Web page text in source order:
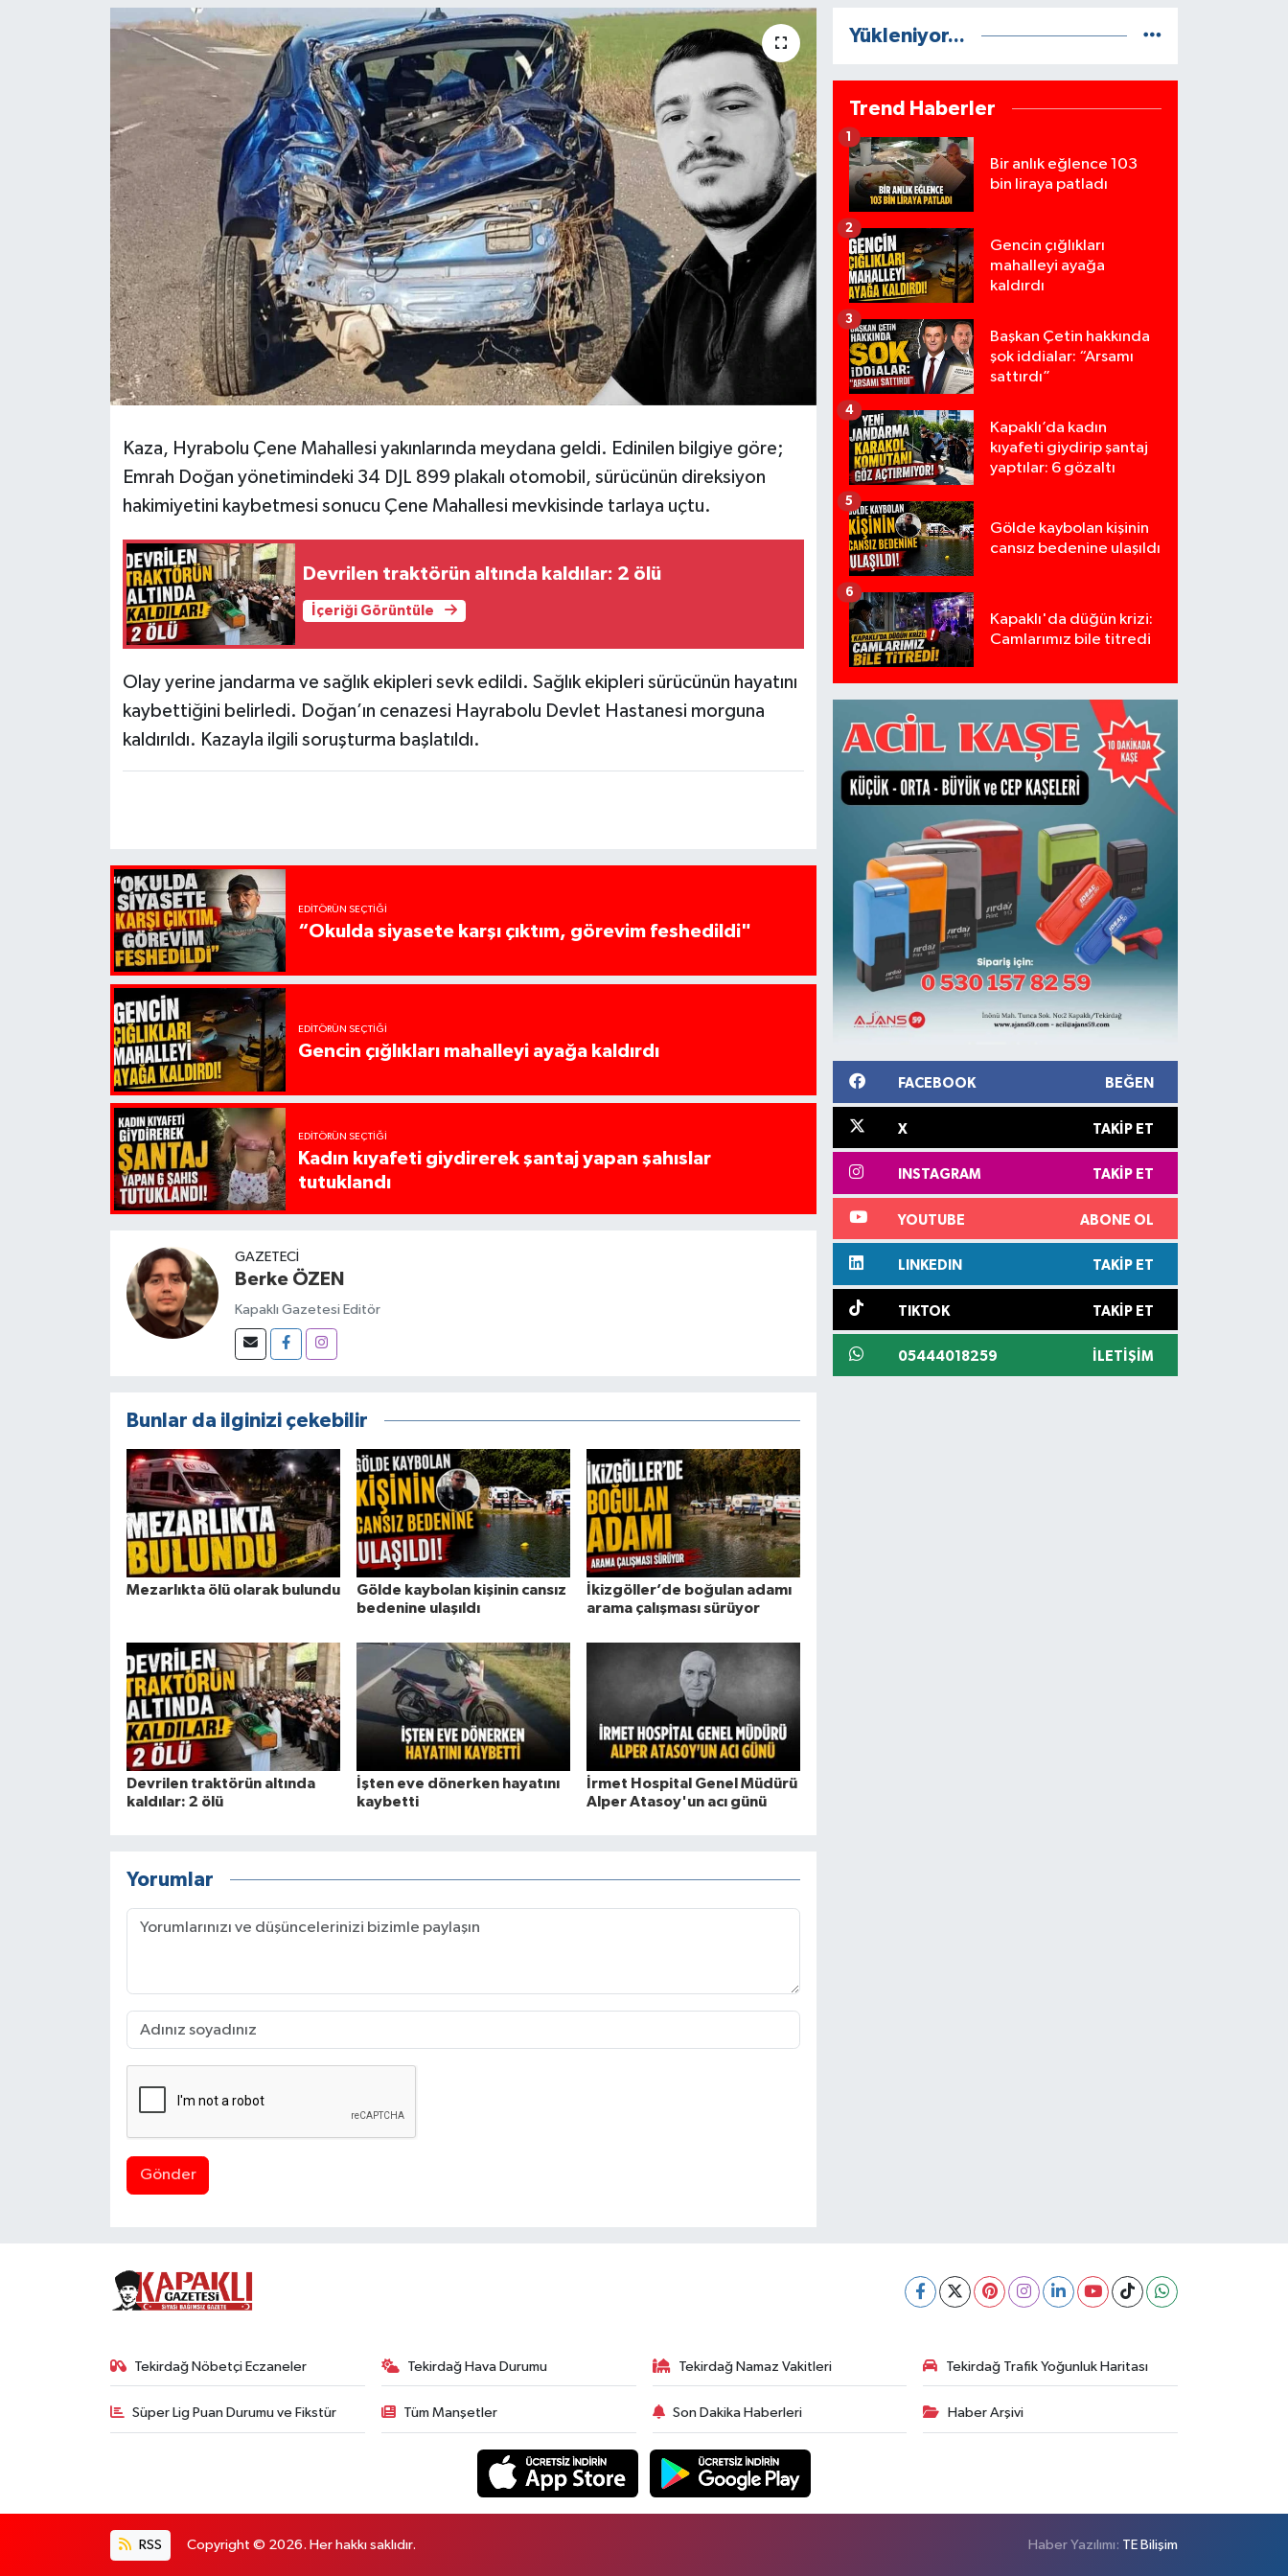
Kaza, Hyrabolu Çene Mahallesi yakınlarında meydana geldi. Edinilen bilgiye göre;
Emrah Doğan yönetimindeki 34 DJL 899 plakalı otomobil, sürücünün direksiyon
hakimiyetini kaybetmesi sonucu Çene Mahallesi mevkisinde tarlaya uçtu.
Devrilen traktörün altında kaldılar: 2 ölü
İçeriği Görüntüle
Olay yerine jandarma ve sağlık ekipleri sevk edildi. Sağlık ekipleri sürücünün hayatını
kaybettiğini belirledi. Doğan’ın cenazesi Hayrabolu Devlet Hastanesi morguna
kaldırıldı. Kazayla ilgili soruşturma başlatıldı.
EDITÖRÜN SEÇTIĞI
“Okulda siyasete karşı çıktım, görevim feshedildi"
EDITÖRÜN SEÇTIĞI
Gencin çığlıkları mahalleyi ayağa kaldırdı
EDITÖRÜN SEÇTIĞI
Kadın kıyafeti giydirerek şantaj yapan şahıslar
tutuklandı
GAZETECI
Berke ÖZEN
Kapaklı Gazetesi Editör
Bunlar da ilginizi çekebilir
Mezarlıkta ölü olarak bulundu
Gölde kaybolan kişinin cansız
bedenine ulaşıldı
İkizgöller’de boğulan adamı
arama çalışması sürüyor
Devrilen traktörün altında
kaldılar: 2 ölü
İşten eve dönerken hayatını
kaybetti
İrmet Hospital Genel Müdürü
Alper Atasoy'un acı günü
Yorumlar
Gönder
Yükleniyor...
Trend Haberler
Bir anlık eğlence 103
bin liraya patladı
1
Gencin çığlıkları
mahalleyi ayağa
kaldırdı
2
Başkan Çetin hakkında
şok iddialar: “Arsamı
sattırdı”
3
Kapaklı’da kadın
kıyafeti giydirip şantaj
yaptılar: 6 gözaltı
4
Gölde kaybolan kişinin
cansız bedenine ulaşıldı
5
Kapaklı'da düğün krizi:
Camlarımız bile titredi
6
FACEBOOK BEĞEN
X TAKIP ET
INSTAGRAM TAKIP ET
YOUTUBE ABONE OL
LINKEDIN TAKIP ET
TIKTOK TAKIP ET
05444018259 İLETIŞIM
Tekirdağ Nöbetçi Eczaneler Tekirdağ Hava Durumu Tekirdağ Namaz Vakitleri Tekirdağ Trafik Yoğunluk Haritası
Süper Lig Puan Durumu ve Fikstür Tüm Manşetler Son Dakika Haberleri Haber Arşivi
RSS Copyright © 2026. Her hakkı saklıdır. Haber Yazılımı: TE Bilişim
Ekonomi
Teknoloji